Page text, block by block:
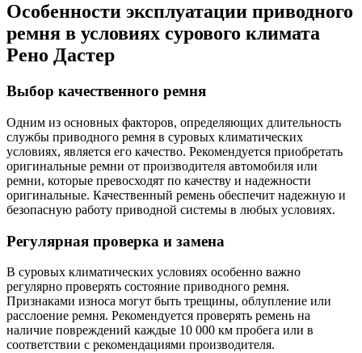
Особенности эксплуатации приводного
ремня в условиях сурового климата
Рено Дастер
Выбор качественного ремня
Одним из основных факторов, определяющих длительность
службы приводного ремня в суровых климатических
условиях, является его качество. Рекомендуется приобретать
оригинальные ремни от производителя автомобиля или
ремни, которые превосходят по качеству и надежности
оригинальные. Качественный ремень обеспечит надежную и
безопасную работу приводной системы в любых условиях.
Регулярная проверка и замена
В суровых климатических условиях особенно важно
регулярно проверять состояние приводного ремня.
Признаками износа могут быть трещины, облупление или
расслоение ремня. Рекомендуется проверять ремень на
наличие повреждений каждые 10 000 км пробега или в
соответствии с рекомендациями производителя.